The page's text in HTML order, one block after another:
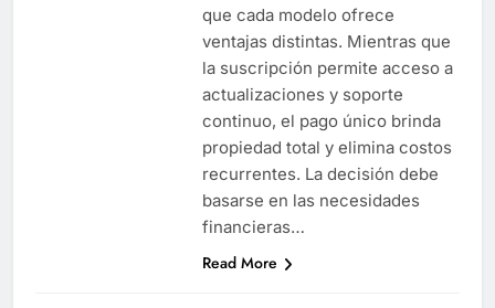
que cada modelo ofrece
ventajas distintas. Mientras que
la suscripción permite acceso a
actualizaciones y soporte
continuo, el pago único brinda
propiedad total y elimina costos
recurrentes. La decisión debe
basarse en las necesidades
financieras…
Read More